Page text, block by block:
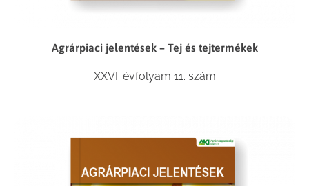
Agrárpiaci jelentések – Tej és tejtermékek
XXVI. évfolyam 11. szám